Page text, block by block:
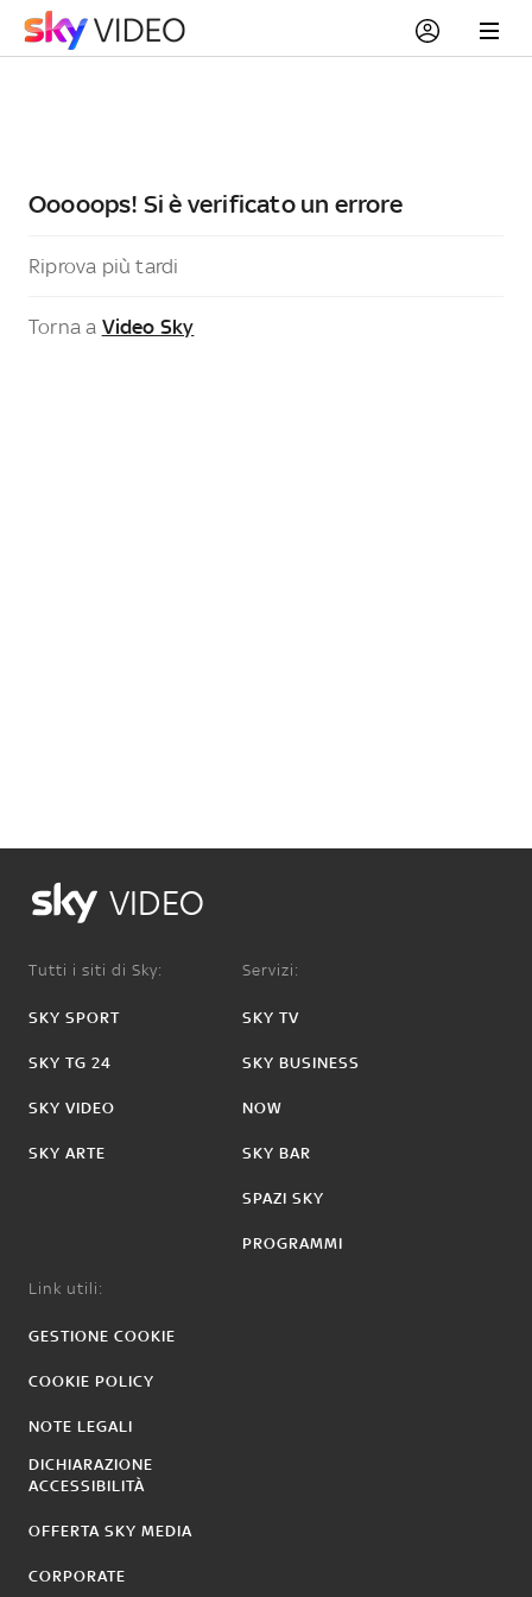
Ooooops! Si è verificato un errore
Riprova più tardi
Torna a Video Sky
VIDEO
Tutti i siti di Sky:
SKY SPORT
SKY TG 24
SKY VIDEO
SKY ARTE
Servizi:
SKY TV
SKY BUSINESS
NOW
SKY BAR
SPAZI SKY
PROGRAMMI
Link utili:
GESTIONE COOKIE
COOKIE POLICY
NOTE LEGALI
DICHIARAZIONE
ACCESSIBILITÀ
OFFERTA SKY MEDIA
CORPORATE